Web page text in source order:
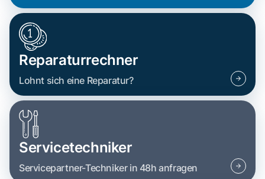
Reparaturrechner
Lohnt sich eine Reparatur?
Servicetechniker
Servicepartner-Techniker in 48h anfragen